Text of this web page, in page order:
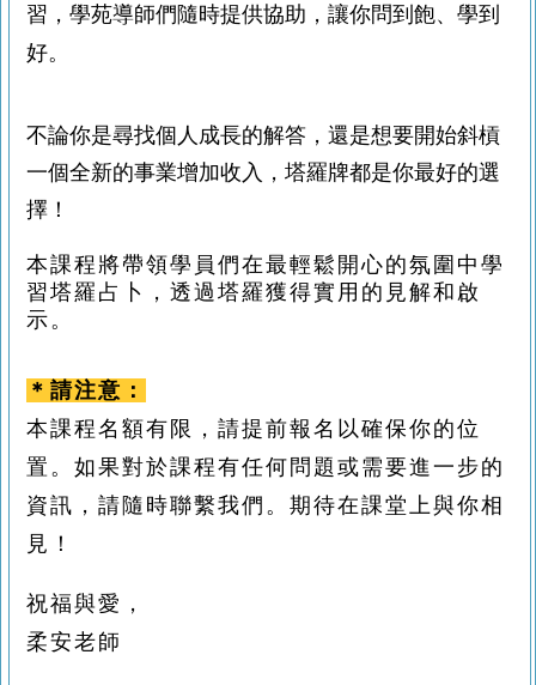
習，學苑導師們隨時提供協助，讓你問到飽、學到
好。
不論你是尋找個人成長的解答，還是想要開始斜槓
一個全新的事業增加收入，塔羅牌都是你最好的選
擇！
本課程將帶領學員們在最輕鬆開心的氛圍中學
習塔羅占卜，透過塔羅獲得實用的見解和啟
示。
＊請注意：
本課程名額有限，請提前報名以確保你的位
置。如果對於課程有任何問題或需要進一步的
資訊，請隨時聯繫我們。期待在課堂上與你相
見！
祝福與愛，
柔安老師